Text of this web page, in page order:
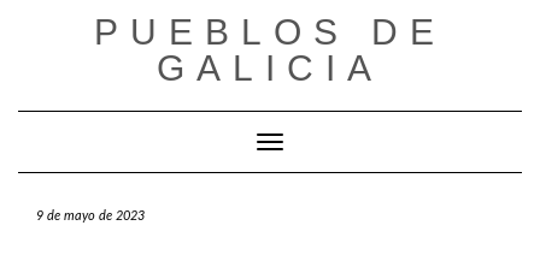
PUEBLOS DE
GALICIA
Cambiar modo de navegación
9 de mayo de 2023